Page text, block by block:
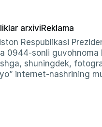
arxiviReklama
Respublikasi
0944-sonli
shuningdek,
internet-nashrining